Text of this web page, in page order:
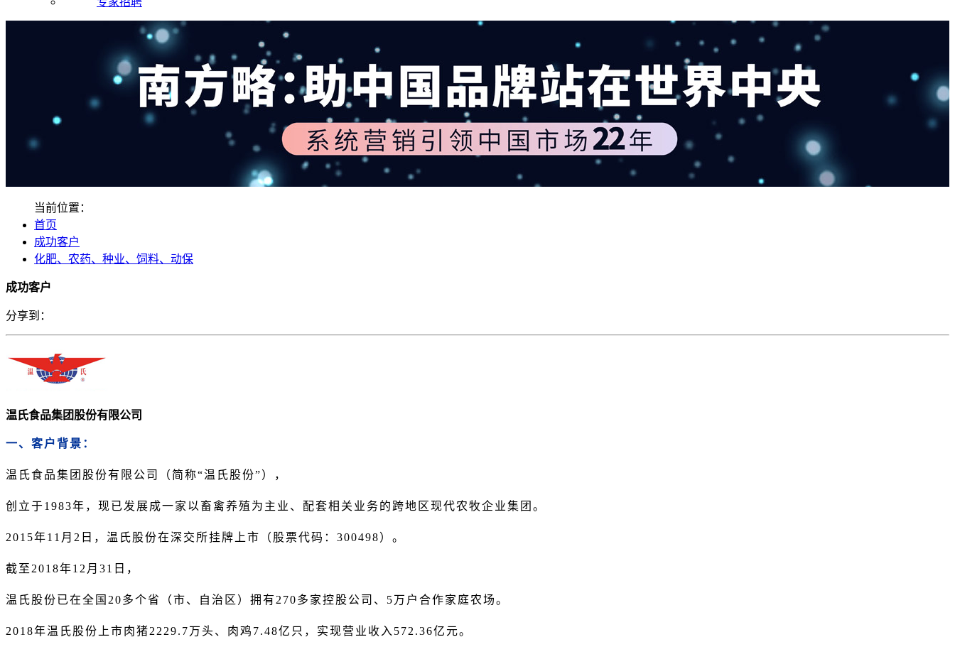
当前位置：
首页
成功客户
化肥、农药、种业、饲料、动保
成功客户
分享到：
温氏食品集团股份有限公司
一、客户背景：
温氏食品集团股份有限公司（简称“温氏股份”），
创立于1983年，现已发展成一家以畜禽养殖为主业、配套相关业务的跨地区现代农牧企业集团。
2015年11月2日，温氏股份在深交所挂牌上市（股票代码：300498）。
截至2018年12月31日，
温氏股份已在全国20多个省（市、自治区）拥有270多家控股公司、5万户合作家庭农场。
2018年温氏股份上市肉猪2229.7万头、肉鸡7.48亿只，实现营业收入572.36亿元。